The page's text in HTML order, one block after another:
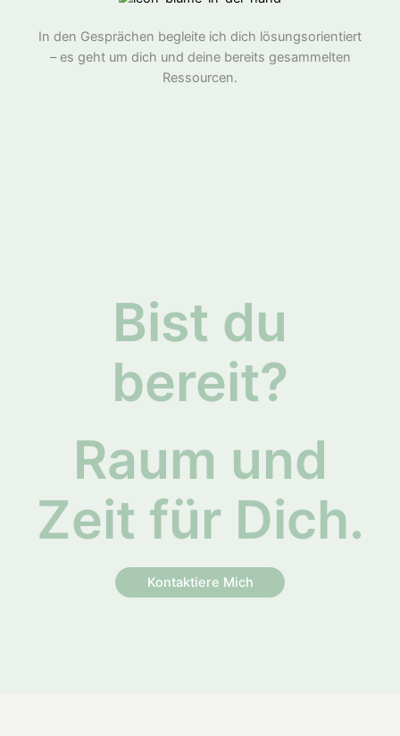
In den Gesprächen begleite ich dich lösungsorientiert
– es geht um dich und deine bereits gesammelten
Ressourcen.
Bist du
bereit?
Raum und
Zeit für Dich.
Kontaktiere Mich